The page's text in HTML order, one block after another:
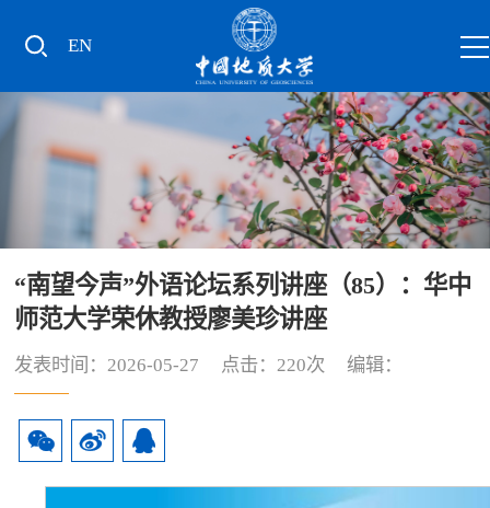
EN
“南望今声”外语论坛系列讲座（85）：华中
师范大学荣休教授廖美珍讲座
发表时间：2026-05-27 点击： 220次 编辑：